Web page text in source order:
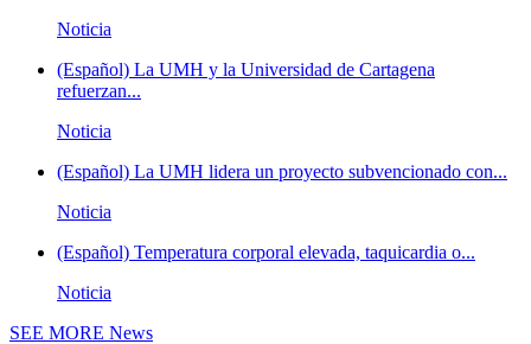
Noticia
(Español) La UMH y la Universidad de Cartagena
refuerzan...
Noticia
(Español) La UMH lidera un proyecto subvencionado con...
Noticia
(Español) Temperatura corporal elevada, taquicardia o...
Noticia
SEE MORE News